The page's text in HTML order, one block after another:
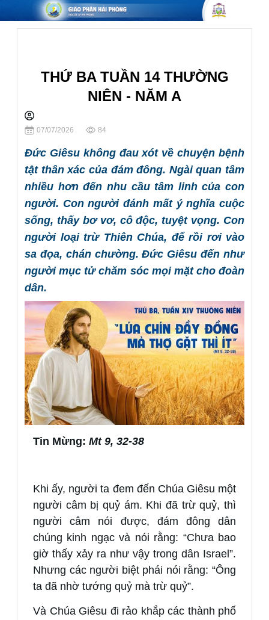
THỨ BA TUẦN 14 THƯỜNG
NIÊN - NĂM A
07/07/2026 84
Đức Giêsu không đau xót về chuyện bệnh
tật thân xác của đám đông. Ngài quan tâm
nhiều hơn đến nhu cầu tâm linh của con
người. Con người đánh mất ý nghĩa cuộc
sống, thấy bơ vơ, cô độc, tuyệt vọng. Con
người loại trừ Thiên Chúa, để rồi rơi vào
sa đọa, chán chường. Đức Giêsu đến như
người mục tử chăm sóc mọi mặt cho đoàn
dân.
Tin Mừng: Mt 9, 32-38
Khi ấy, người ta đem đến Chúa Giêsu một
người câm bị quỷ ám. Khi đã trừ quỷ, thì
người câm nói được, đám đông dân
chúng kinh ngạc và nói rằng: “Chưa bao
giờ thấy xảy ra như vậy trong dân Israel”.
Nhưng các người biệt phái nói rằng: “Ông
ta đã nhờ tướng quỷ mà trừ quỷ”.
Và Chúa Giêsu đi rảo khắp các thành phố